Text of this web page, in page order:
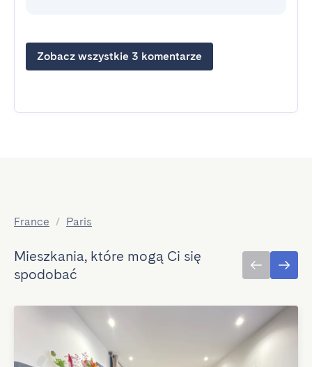
Zobacz wszystkie 3 komentarze
France / Paris
Mieszkania, które mogą Ci się
spodobać